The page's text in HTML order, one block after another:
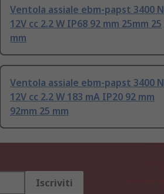
Ventola assiale ebm-papst 3400 N
12V cc 2.2 W IP68 92 mm 25mm 25
mm
Ventola assiale ebm-papst 3400 N
12V cc 2.2 W 183 mA IP20 92 mm
92mm 25 mm
Iscriviti